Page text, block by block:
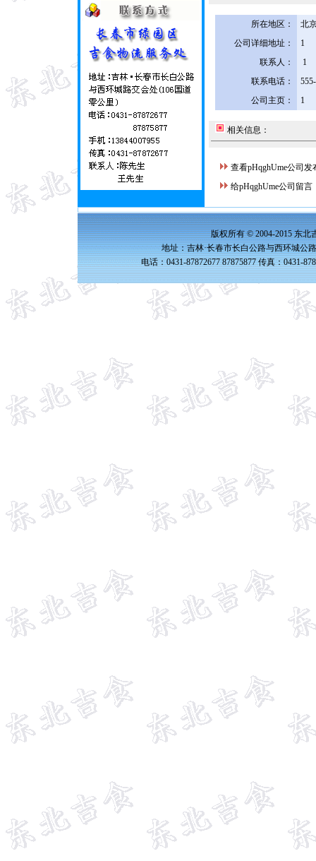
所在地区：
北
公司详细地址：
1
联系人：
1
联系电话：
公司主页：
1
相关信息：
查看pHqghUme公司发
给pHqghUme公司留言
版权所有 © 2004-2015 东北
地址：吉林·长春市长白公路与西环城公
电话：0431-87872677 87875877 传真：0431-